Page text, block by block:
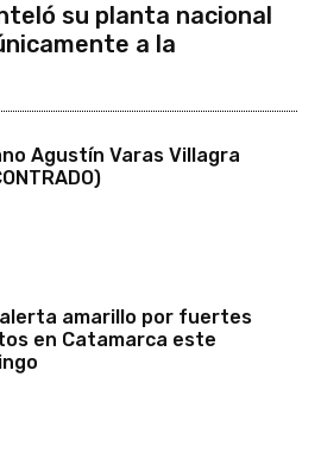
su planta nacional
a la
Agustín Varas Villagra
alerta amarillo por fuertes
en Catamarca este